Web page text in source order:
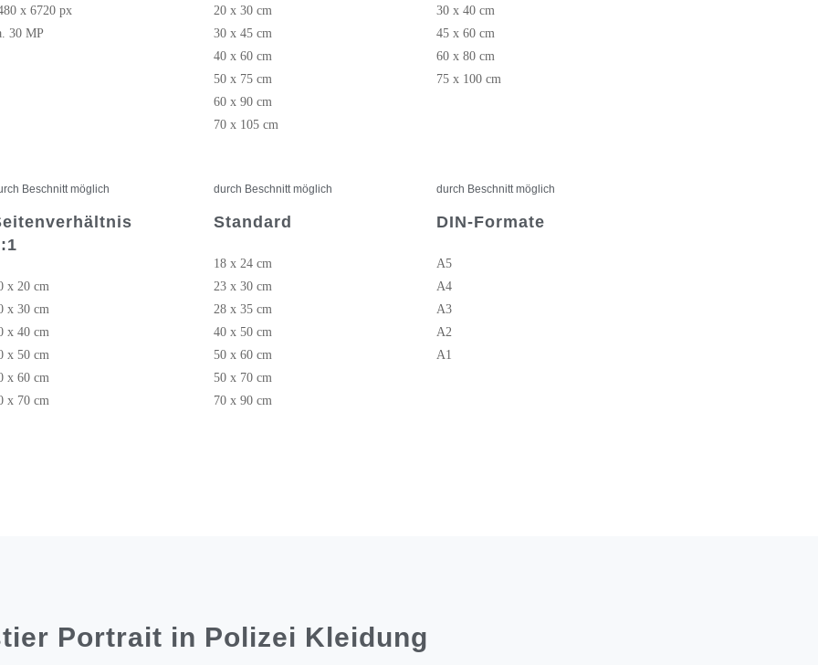
x 6720 px
30 MP
20 x 30 cm
30 x 45 cm
40 x 60 cm
50 x 75 cm
60 x 90 cm
70 x 105 cm
30 x 40 cm
45 x 60 cm
60 x 80 cm
75 x 100 cm
x 20 cm
x 30 cm
x 40 cm
x 50 cm
x 60 cm
x 70 cm
Beschnitt möglich
Standard
18 x 24 cm
23 x 30 cm
28 x 35 cm
40 x 50 cm
50 x 60 cm
50 x 70 cm
70 x 90 cm
durch Beschnitt möglich
DIN-Formate
A5
A4
A3
A2
A1
durch Beschnitt möglich
Portrait in Polizei Kleidung